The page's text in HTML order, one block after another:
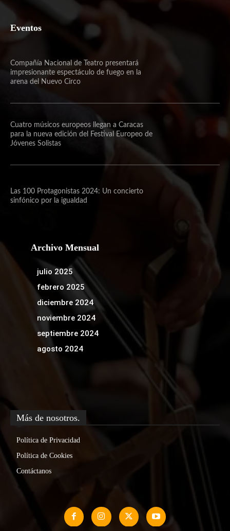
Eventos
Compañía Nacional de Teatro presentará
impresionante espectáculo de fuego en la
arena del Nuevo Circo
Cuatro músicos europeos llegan a Caracas
para la nueva edición del Festival Europeo de
Jóvenes Solistas
Las 100 Protagonistas 2024: Un concierto
sinfónico por la igualdad
Archivo Mensual
julio 2025
febrero 2025
diciembre 2024
noviembre 2024
septiembre 2024
agosto 2024
Más de nosotros.
Política de Privacidad
Política de Cookies
Contáctanos